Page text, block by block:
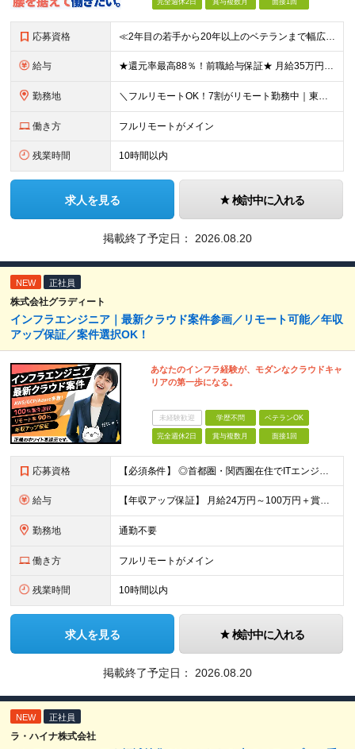
完全週休2日 賞与複数月 面接1回
応募資格 ≪2年目の若手から20年以上のベテランまで幅広く活躍！≫ ■インフラエンジニアとしての実務経験をお持ちの方 ┗サーバ・ネットワークいずれかのみでも可 ┗オンプレミスのみ経験者もOK ┗リーダー経験など
給与 ★還元率最高88％！前職給与保証★ 月給35万円～＋賞与年2回 ★還元率は案件単価の76～88％！ ★入社祝い金10～30万円！住宅・在宅・家族など手当充実！ ◎経験・スキルなどを考慮し、優遇し
勤務地 ＼フルリモートOK！7割がリモート勤務中｜東京・愛知・大阪で積極採用中！／ 東京・神奈川・千葉・埼玉、大阪・京都・兵庫・滋賀、愛知などのプロジェクト先、または在宅勤務 ★転勤なし ★希望するエリアで
働き方 フルリモートがメイン
残業時間 10時間以内
求人を見る 検討中に入れる
掲載終了予定日： 2026.08.20
NEW 正社員
株式会社グラディート
インフラエンジニア｜最新クラウド案件参画／リモート可能／年収
アップ保証／案件選択OK！
あなたのインフラ経験が、モダンなクラウドキャ
リアの第一歩になる。
未経験歓迎 学歴不問 ベテランOK
完全週休2日 賞与複数月 面接1回
応募資格 【必須条件】 ◎⾸都圏・関⻄圏在住でITエンジニアとしての実務経験が3年以上ある⽅（開発・インフラいずれも歓迎） →⾸都圏（東京、神奈川、千葉、埼⽟）、関⻄圏（⼤阪、兵庫、京都）在住のITエンジニア採
給与 【年収アップ保証】 月給24万円～100万円＋賞与（年3回）＋諸手当 ◆想定年収432万円〜1200万円(経験・スキルを考慮し決定) ※年収アップ保証付帯 ◆基本給には⽉20時間分の固定残業代(31,
勤務地 通勤不要
働き方 フルリモートがメイン
残業時間 10時間以内
求人を見る 検討中に入れる
掲載終了予定日： 2026.08.20
NEW 正社員
ラ・ハイナ株式会社